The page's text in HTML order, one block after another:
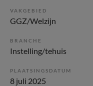
VAKGEBIED
GGZ/Welzijn
BRANCHE
Instelling/tehuis
PLAATSINGSDATUM
8 juli 2025